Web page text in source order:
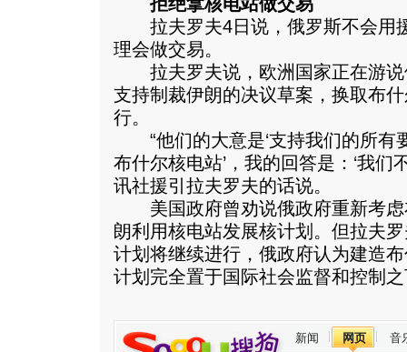
拉夫罗夫4日说，俄罗斯不会用
理会做交易。
拉夫罗夫说，欧洲国家正在游说
支持制裁伊朗的决议草案，换取布
行。
“他们的大意是‘支持我们的所有
布什尔核电站’，我的回答是：‘我们
讯社援引拉夫罗夫的话说。
美国政府曾劝说俄政府重新考虑
朗利用核电站发展核计划。但拉夫
计划将继续进行，俄政府认为建造
计划完全置于国际社会监督和控制
新闻 网页 音